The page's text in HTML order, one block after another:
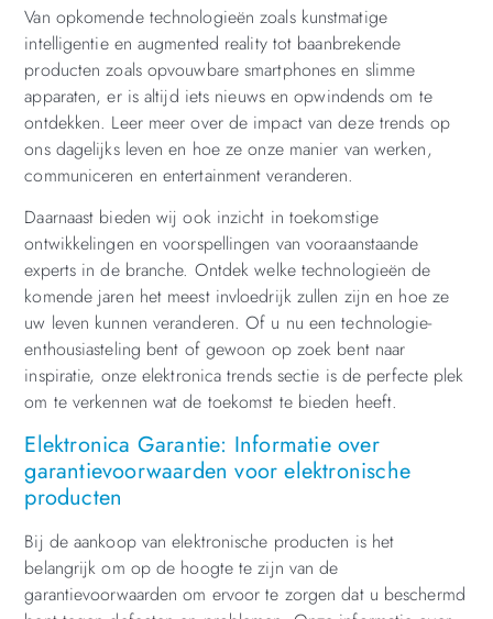
Van opkomende technologieën zoals kunstmatige
intelligentie en augmented reality tot baanbrekende
producten zoals opvouwbare smartphones en slimme
apparaten, er is altijd iets nieuws en opwindends om te
ontdekken. Leer meer over de impact van deze trends op
ons dagelijks leven en hoe ze onze manier van werken,
communiceren en entertainment veranderen.
Daarnaast bieden wij ook inzicht in toekomstige
ontwikkelingen en voorspellingen van vooraanstaande
experts in de branche. Ontdek welke technologieën de
komende jaren het meest invloedrijk zullen zijn en hoe ze
uw leven kunnen veranderen. Of u nu een technologie-
enthousiasteling bent of gewoon op zoek bent naar
inspiratie, onze elektronica trends sectie is de perfecte plek
om te verkennen wat de toekomst te bieden heeft.
Elektronica Garantie: Informatie over
garantievoorwaarden voor elektronische
producten
Bij de aankoop van elektronische producten is het
belangrijk om op de hoogte te zijn van de
garantievoorwaarden om ervoor te zorgen dat u beschermd